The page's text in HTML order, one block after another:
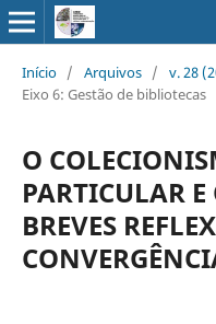
Início / Arquivos / v. 28
Eixo 6: Gestão de bibliotecas
O
PARTICULAR
BREVES